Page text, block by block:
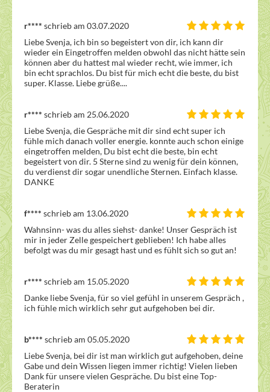
r**** schrieb am 03.07.2020
Liebe Svenja, ich bin so begeistert von dir, ich kann dir
wieder ein Eingetroffen melden obwohl das nicht hätte sein
können aber du hattest mal wieder recht, wie immer, ich
bin echt sprachlos. Du bist für mich echt die beste, du bist
super. Klasse. Liebe grüße....
r**** schrieb am 25.06.2020
Liebe Svenja, die Gespräche mit dir sind echt super ich
fühle mich danach voller energie. konnte auch schon einige
eingetroffen melden, Du bist echt die beste, bin echt
begeistert von dir. 5 Sterne sind zu wenig für dein können,
du verdienst dir sogar unendliche Sternen. Einfach klasse.
DANKE
f**** schrieb am 13.06.2020
Wahnsinn- was du alles siehst- danke! Unser Gespräch ist
mir in jeder Zelle gespeichert geblieben! Ich habe alles
befolgt was du mir gesagt hast und es fühlt sich so gut an!
r**** schrieb am 15.05.2020
Danke liebe Svenja, für so viel gefühl in unserem Gespräch ,
ich fühle mich wirklich sehr gut aufgehoben bei dir.
b**** schrieb am 05.05.2020
Liebe Svenja, bei dir ist man wirklich gut aufgehoben, deine
Gabe und dein Wissen liegen immer richtig! Vielen lieben
Dank für unsere vielen Gespräche. Du bist eine Top-
Beraterin